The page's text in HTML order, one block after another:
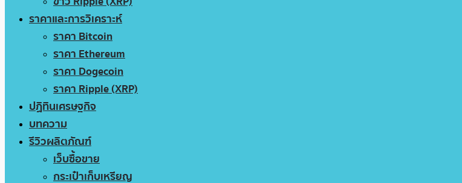
ราคาและการวิเคราะห์
ราคา Bitcoin
ราคา Ethereum
ราคา Dogecoin
ราคา Ripple (XRP)
ปฏิทินเศรษฐกิจ
บทความ
รีวิวผลิตภัณฑ์
เว็บซื้อขาย
กระเป๋าเก็บเหรียญ